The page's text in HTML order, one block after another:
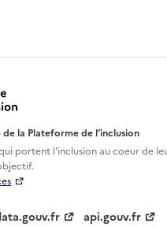
la Plateforme de l’inclusion
portent l'inclusion aucoeur de
api.gouv.fr